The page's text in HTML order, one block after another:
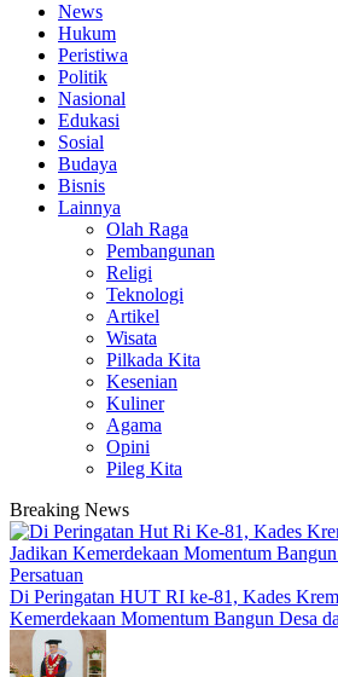
News
Hukum
Peristiwa
Politik
Nasional
Edukasi
Sosial
Budaya
Bisnis
Lainnya
Olah Raga
Pembangunan
Religi
Teknologi
Artikel
Wisata
Pilkada Kita
Kesenian
Kuliner
Agama
Opini
Pileg Kita
Breaking News
Di Peringatan HUT RI ke-81, Kades
Kemerdekaan Momentum Bangun Desa